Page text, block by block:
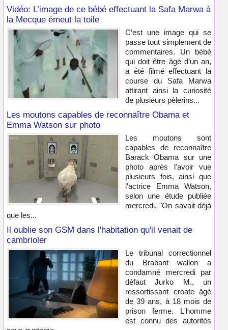
Vidéo: L’image de ce bébé effectuant la Safa Marwa à
la Mecque émeut la toile
C’est une image qui se
passe tout simplement de
commentaires. Un bébé
qui doit être âgé d’un an,
a été filmé effectuant la
course du Safa Marwa
attirant ainsi la curiosité
de plusieurs pèlerins...
Les moutons capables de reconnaître Obama et
Emma Watson sur photo
Les moutons sont
capables de reconnaître
Barack Obama sur une
photo après l'avoir vue
plusieurs fois, ainsi que
l'actrice Emma Watson,
selon une étude publiée
mercredi. "On savait déjà
que les...
Il oublie son GSM dans l'habitation qu'il venait de
cambrioler
Le tribunal correctionnel
du Brabant wallon a
condamné mercredi par
défaut Jurko M., un
ressortissant croate âgé
de 39 ans, à 18 mois de
prison ferme. L'homme
est connu des autorités